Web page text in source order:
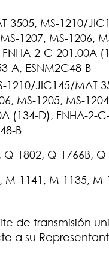
MS-1210/
1207, MS-1206,
2-C-201.00A
A, ESNM2C48-B
JIC145/MAT
MS-1205, MS-
(134-D), FNHA-2-
B
1802, Q-1766B,
1141, M-1135,
de transmisión
a su